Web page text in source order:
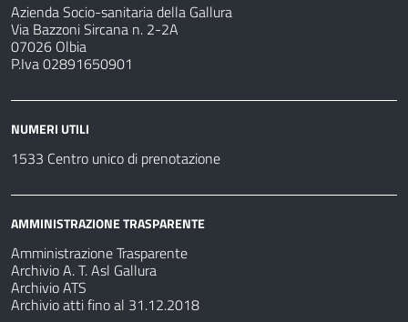
Azienda Socio-sanitaria della Gallura
Via Bazzoni Sircana n. 2-2A
07026 Olbia
P.Iva 02891650901
NUMERI UTILI
1533 Centro unico di prenotazione
AMMINISTRAZIONE TRASPARENTE
Amministrazione Trasparente
Archivio A. T. Asl Gallura
Archivio ATS
Archivio atti fino al 31.12.2018